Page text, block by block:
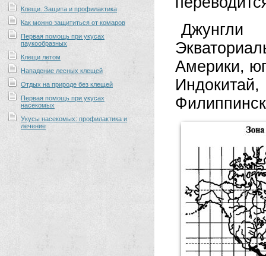
Клещи. Защита и профилактика
Как можно защититься от комаров
Первая помощь при укусах
паукообразных
Клещи летом
Нападение лесных клещей
Отдых на природе без клещей
Первая помощь при укусах
насекомых
Укусы насекомых: профилактика и
лечение
Джунгли
Америки,